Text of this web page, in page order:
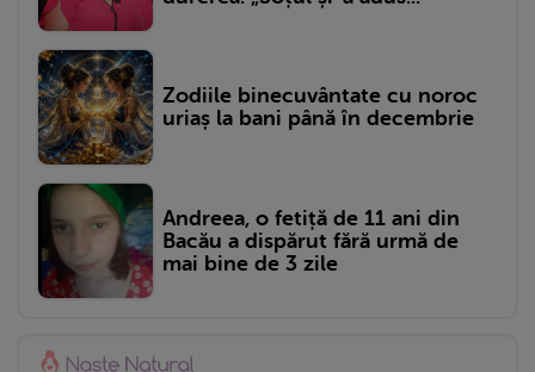
Zodiile binecuvântate cu noroc
uriaș la bani până în decembrie
Andreea, o fetiță de 11 ani din
Bacău a dispărut fără urmă de
mai bine de 3 zile